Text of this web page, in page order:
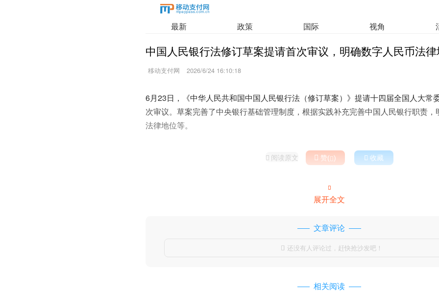
最新 政策 国际 视角
中国人民银行法修订草案提请首次审议，明确数字人民币法
移动支付网 2026/6/24 16:10:18
6月23日，《中华人民共和国中国人民银行法（修订草案）》提请十四届全国人大常
次审议。草案完善了中央银行基础管理制度，根据实践补充完善中国人民银行职责
法律地位等。
 阅读原文  赞()  收藏

展开全文
文章评论
 还没有人评论过，赶快抢沙发吧！
相关阅读